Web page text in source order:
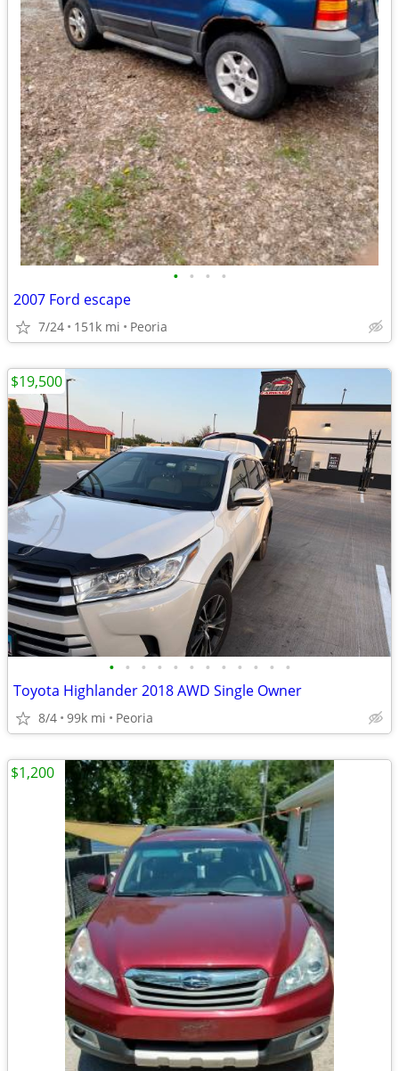
• • • •
2007 Ford escape
7/24 151k mi Peoria
• • • • • • • • • • • •
Toyota Highlander 2018 AWD Single Owner
8/4 99k mi Peoria
$19,500
$1,200